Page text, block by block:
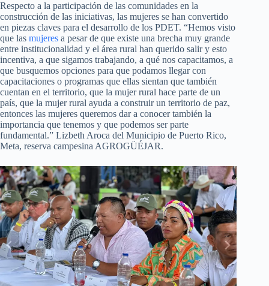
Respecto a la participación de las comunidades en la
construcción de las iniciativas, las mujeres se han convertido
en piezas claves para el desarrollo de los PDET. “Hemos visto
que las mujeres a pesar de que existe una brecha muy grande
entre institucionalidad y el área rural han querido salir y esto
incentiva, a que sigamos trabajando, a qué nos capacitamos, a
que busquemos opciones para que podamos llegar con
capacitaciones o programas que ellas sientan que también
cuentan en el territorio, que la mujer rural hace parte de un
país, que la mujer rural ayuda a construir un territorio de paz,
entonces las mujeres queremos dar a conocer también la
importancia que tenemos y que podemos ser parte
fundamental.” Lizbeth Aroca del Municipio de Puerto Rico,
Meta, reserva campesina AGROGÜÉJAR.